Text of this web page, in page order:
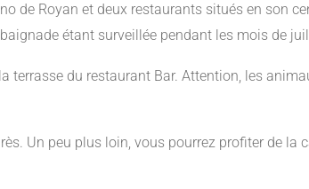
de Royan et deux restaurants situés en son
étant surveillée pendant les mois de
terrasse du restaurant Bar. Attention, les
Un peu plus loin, vous pourrez profiter de la